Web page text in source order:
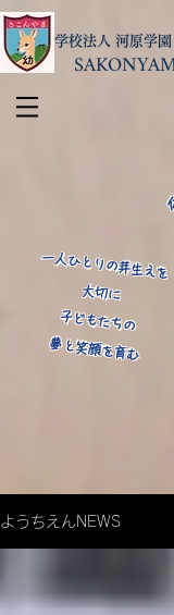
学校法人 河原学園
​一人ひとりの芽生えを
大切に
子どもたちの
​夢と笑顔を育む
ようちえんNEWS